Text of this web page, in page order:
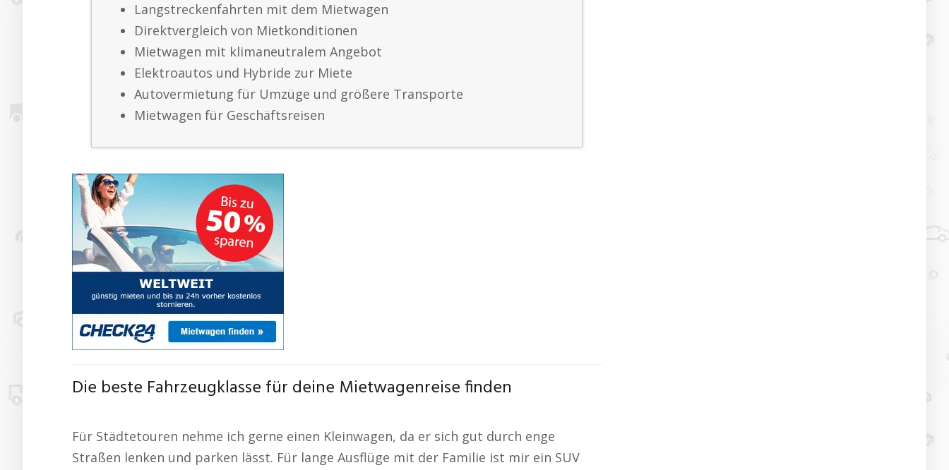
Langstreckenfahrten mit dem Mietwagen
Direktvergleich von Mietkonditionen
Mietwagen mit klimaneutralem Angebot
Elektroautos und Hybride zur Miete
Autovermietung für Umzüge und größere Transporte
Mietwagen für Geschäftsreisen
Die beste Fahrzeugklasse für deine Mietwagenreise finden
Für Städtetouren nehme ich gerne einen Kleinwagen, da er sich gut durch enge
Straßen lenken und parken lässt. Für lange Ausflüge mit der Familie ist mir ein SUV